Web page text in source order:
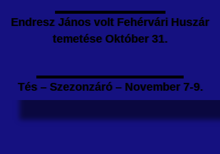
Endresz János volt Fehérvári Huszár
temetése Október 31.
Tés – Szezonzáró – November 7-9.